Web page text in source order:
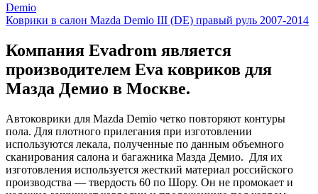
Demio
Коврики в салон Mazda Demio III (DE) правый руль 2007-2014
Компания Evadrom является
производителем Eva ковриков для
Мазда Демио в Москве.
Автоковрики для Mazda Demio четко повторяют контуры
пола. Для плотного прилегания при изготовлении
используются лекала, полученные по данным объемного
сканирования салона и багажника Мазда Демио. Для их
изготовления используется жесткий материал российского
производства — твердость 60 по Шору. Он не промокает и